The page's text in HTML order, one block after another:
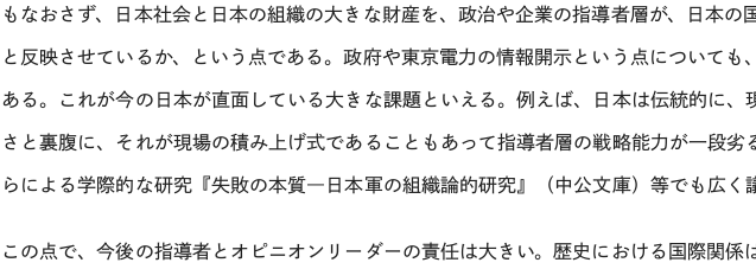
もなおさず、日本社会と日本の組織の大きな財産を、政治や企業の指導者層が、日本の
と反映させているか、という点である。政府や東京電力の情報開示という点についても
ある。これが今の日本が直面している大きな課題といえる。例えば、日本は伝統的に、
さと裏腹に、それが現場の積み上げ式であることもあって指導者層の戦略能力が一段劣
らによる学際的な研究『失敗の本質―日本軍の組織論的研究』（中公文庫）等でも広く
この点で、今後の指導者とオピニオンリーダーの責任は大きい。歴史における国際関係